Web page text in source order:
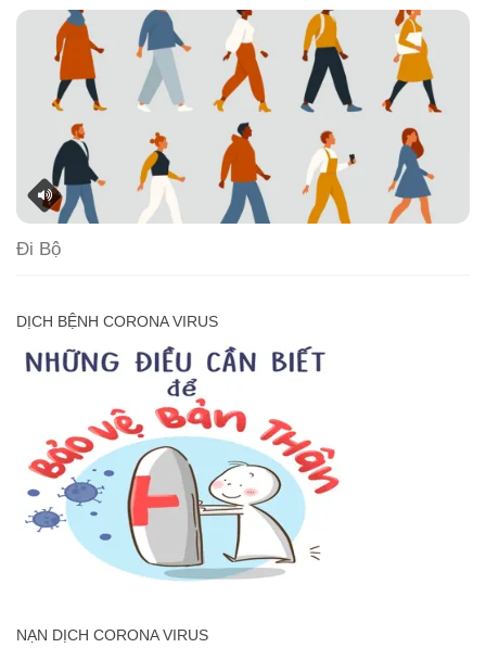
Đi Bộ
DỊCH BỆNH CORONA VIRUS
NẠN DỊCH CORONA VIRUS